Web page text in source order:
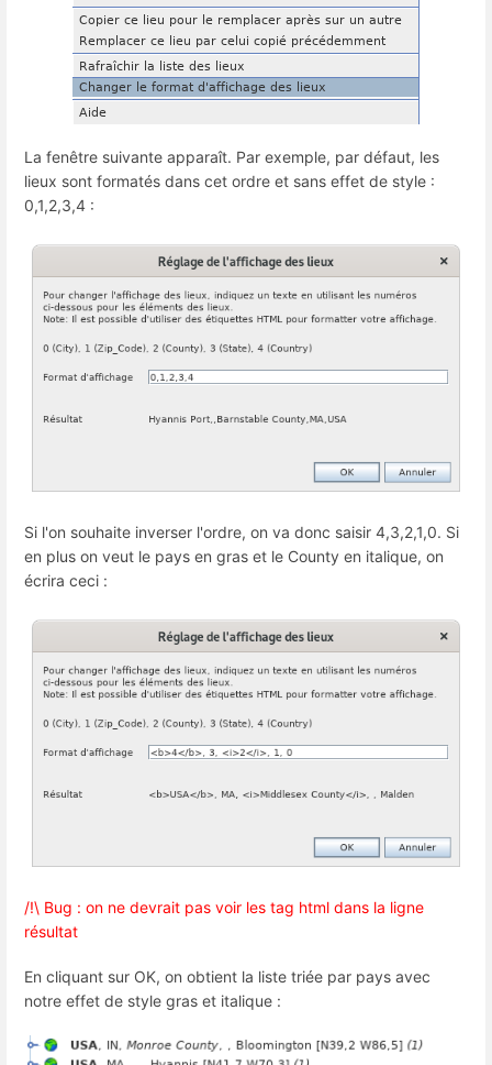
La fenêtre suivante apparaît. Par exemple, par défaut, les
lieux sont formatés dans cet ordre et sans effet de style :
0,1,2,3,4 :
Si l'on souhaite inverser l'ordre, on va donc saisir 4,3,2,1,0. Si
en plus on veut le pays en gras et le County en italique, on
écrira ceci :
/!\ Bug : on ne devrait pas voir les tag html dans la ligne
résultat
En cliquant sur OK, on obtient la liste triée par pays avec
notre effet de style gras et italique :